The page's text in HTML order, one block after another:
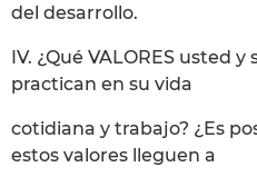
del desarrollo.
IV. ¿Qué VALORES usted
practican en su vida
cotidiana y trabajo? ¿Es
estos valores lleguen a